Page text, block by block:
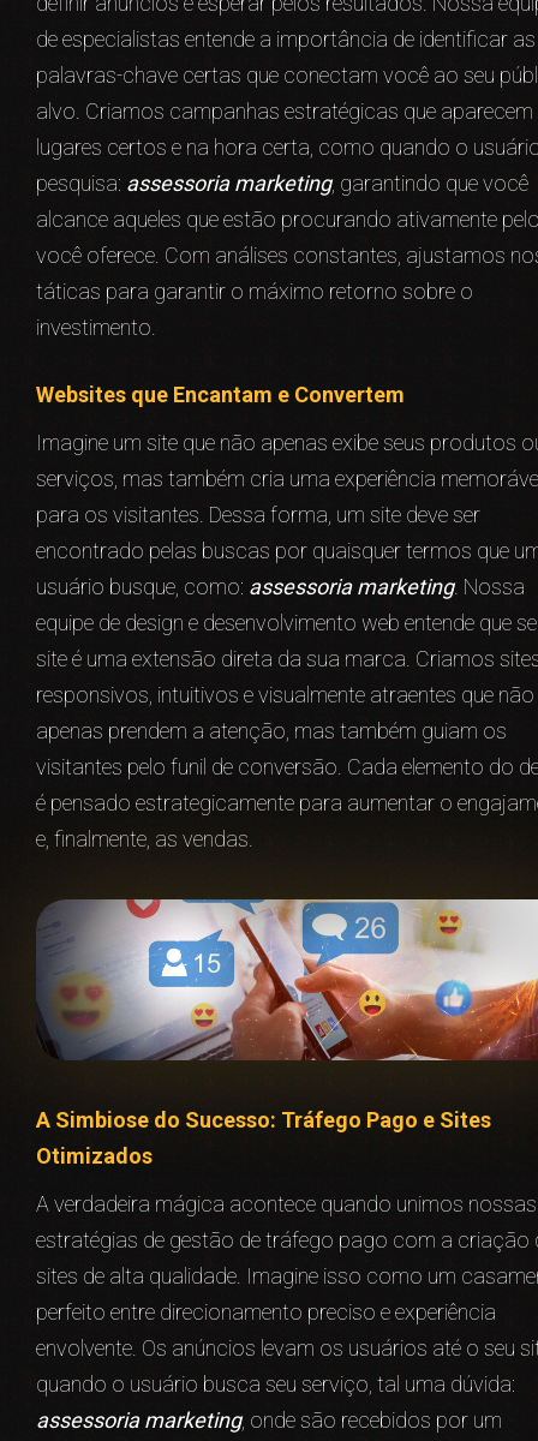
de especialistas entende a importância de identificar as
palavras-chave certas que conectam você ao seu
alvo. Criamos campanhas estratégicas que
lugares certos e na hora certa, como quando o
pesquisa: assessoria marketing, garantindo que você
alcance aqueles que estão procurando ativamente
você oferece. Com análises constantes, ajustamos
táticas para garantir o máximo retorno sobre o
investimento.
Websites que Encantam e Convertem
Imagine um site que não apenas exibe seus produtos
serviços, mas também cria uma experiência
para os visitantes. Dessa forma, um site deve ser
encontrado pelas buscas por quaisquer termos que
usuário busque, como: assessoria marketing. Nossa
equipe de design e desenvolvimento web entende que
site é uma extensão direta da sua marca. Criamos
responsivos, intuitivos e visualmente atraentes que não
apenas prendem a atenção, mas também guiam os
visitantes pelo funil de conversão. Cada elemento do
é pensado estrategicamente para aumentar o
e, finalmente, as vendas.
A Simbiose do Sucesso: Tráfego Pago e Sites
Otimizados
A verdadeira mágica acontece quando unimos nossas
estratégias de gestão de tráfego pago com a criação
sites de alta qualidade. Imagine isso como um
perfeito entre direcionamento preciso e experiência
envolvente. Os anúncios levam os usuários até o seu
quando o usuário busca seu serviço, tal uma dúvida:
assessoria marketing, onde são recebidos por um